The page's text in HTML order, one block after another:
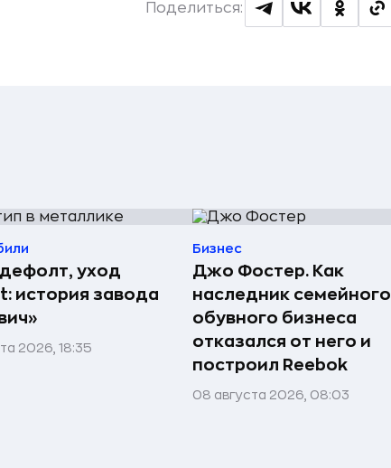
Поделиться:
уход
история завода
2026, 18:35
Бизнес
Джо Фостер. Как
наследник семейного
обувного бизнеса
отказался от него и
построил Reebok
08 августа 2026, 08:03